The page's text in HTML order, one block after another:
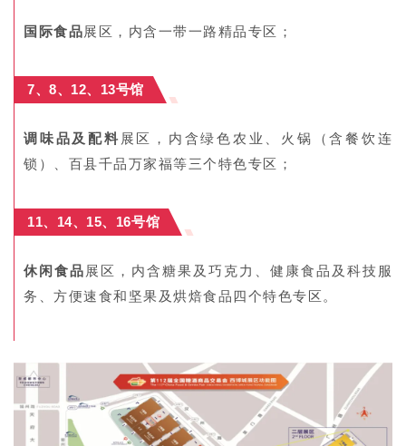
国际食品展区，内含一带一路精品专区；
7、8、12、13号馆
调味品及配料 展区，内含绿色农业、火锅（含餐饮连
锁）、百县千品万家福等三个特色专区；
11、14、15、16号馆
休闲食品 展区，内含糖果及巧克力、健康食品及科技服
务、方便速食和坚果及烘焙食品四个特色专区。